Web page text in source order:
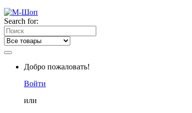
Search for:
Добро пожаловать!
Войти
или